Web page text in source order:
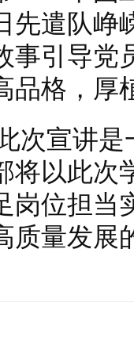
先遣队峥
事引导党
品格，厚
次宣讲
将以此次
岗位担当
质量发展